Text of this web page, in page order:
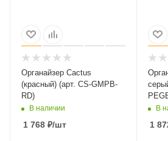
Органайзер Cactus
(красный) (арт. CS-GMPB-
RD)
В наличии
1 768 ₽/шт
В
1